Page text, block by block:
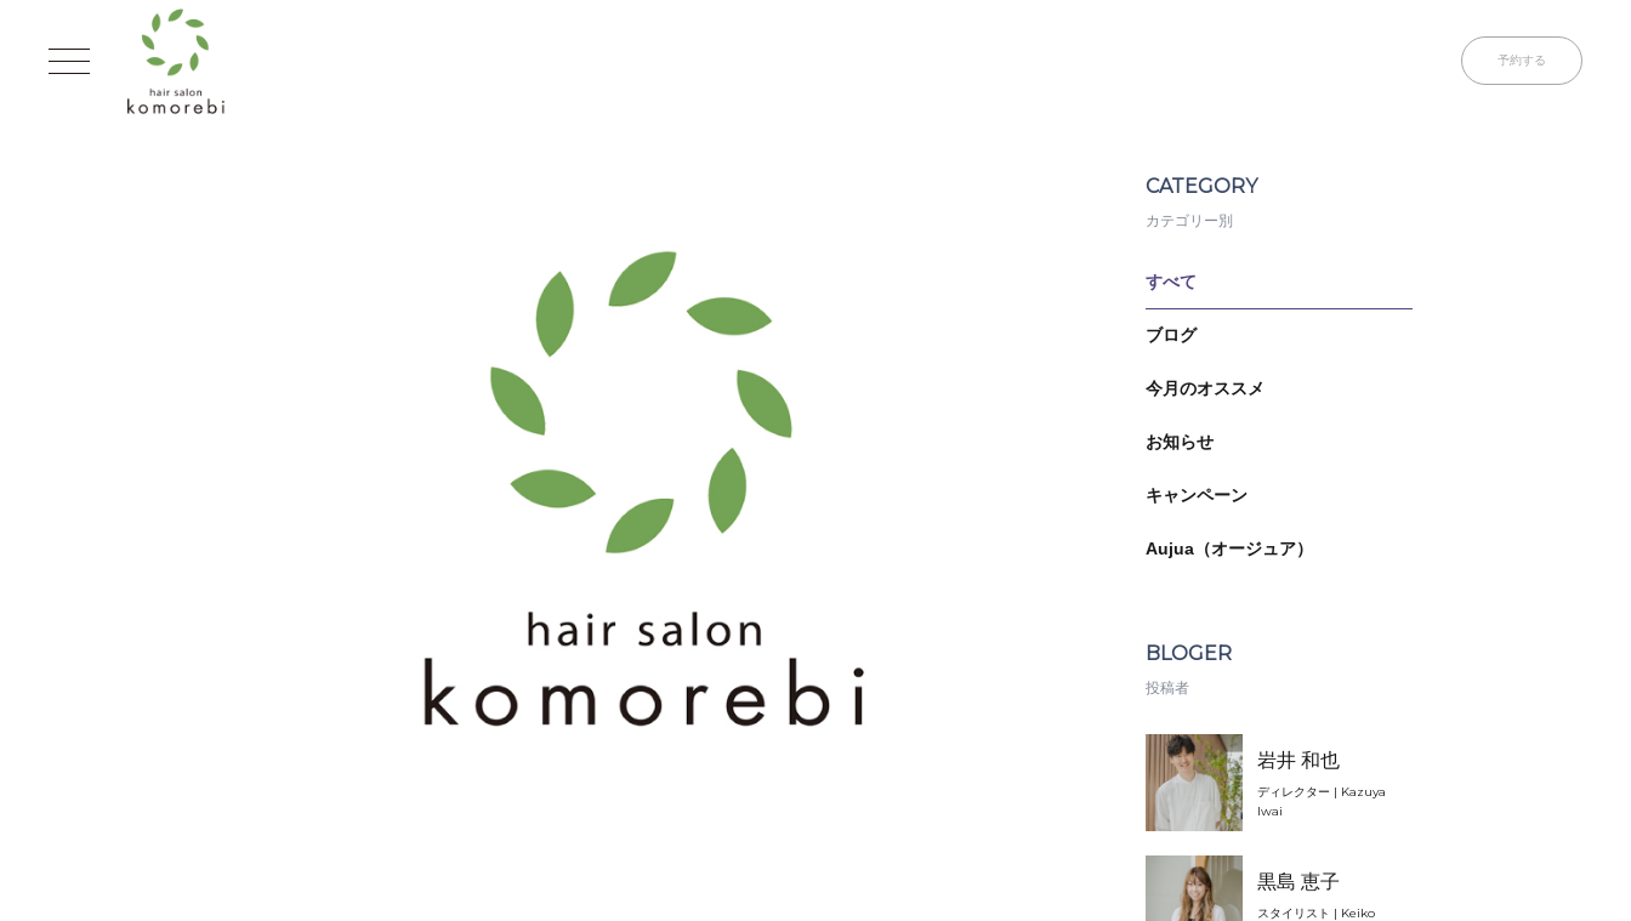
予約する
CATEGORY
カテゴリー別
すべて
ブログ
今月のオススメ
お知らせ
キャンペーン
Aujua（オージュア）
BLOGER
投稿者
岩井 和也
ディレクター | Kazuya
Iwai
黒島 恵子
スタイリスト | Keiko